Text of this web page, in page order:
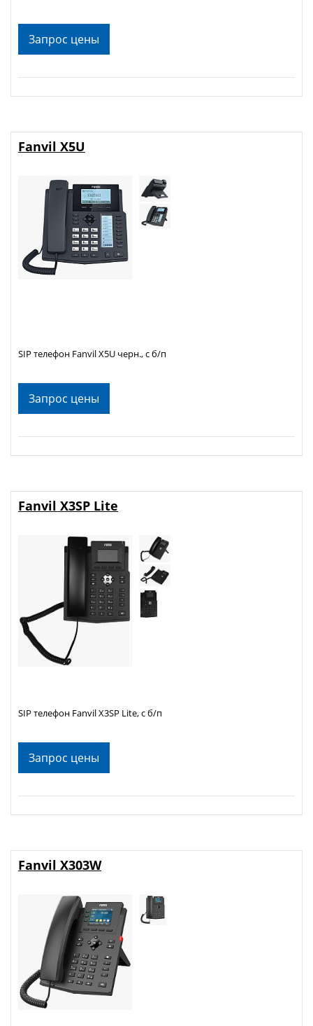
Запрос цены
Запрос цены
Fanvil X5U
SIP телефон Fanvil X5U черн., с б/п
Запрос цены
Fanvil X3SP Lite
SIP телефон Fanvil X3SP Lite, с б/п
Fanvil X303W